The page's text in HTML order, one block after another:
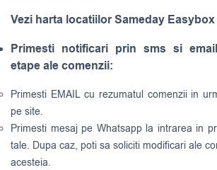
Vezi harta locatiilor Sameday Easybox
Primesti notificari prin sms si
etape ale comenzii:
Primesti EMAIL cu rezumatul comenzii in
pe site.
Primesti mesaj pe Whatsapp la intrarea in
tale. Dupa caz, poti sa soliciti modificari ale
acesteia.